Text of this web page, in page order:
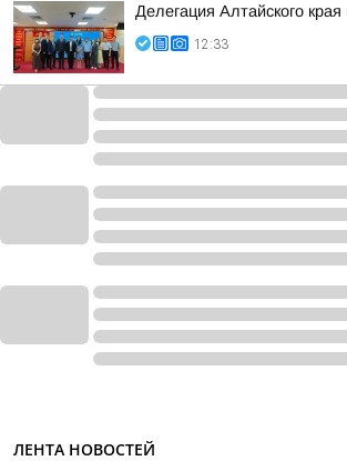
Делегация Алтайского
12:33
ЛЕНТА НОВОСТЕЙ